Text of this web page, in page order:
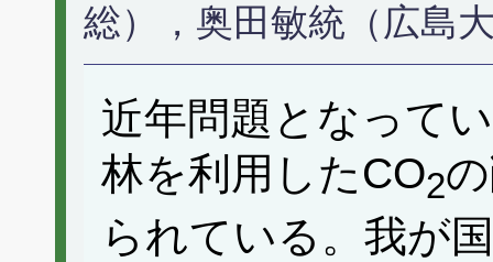
総），奥田敏統（広島
近年問題となって
林を利用したCO2
られている。我が